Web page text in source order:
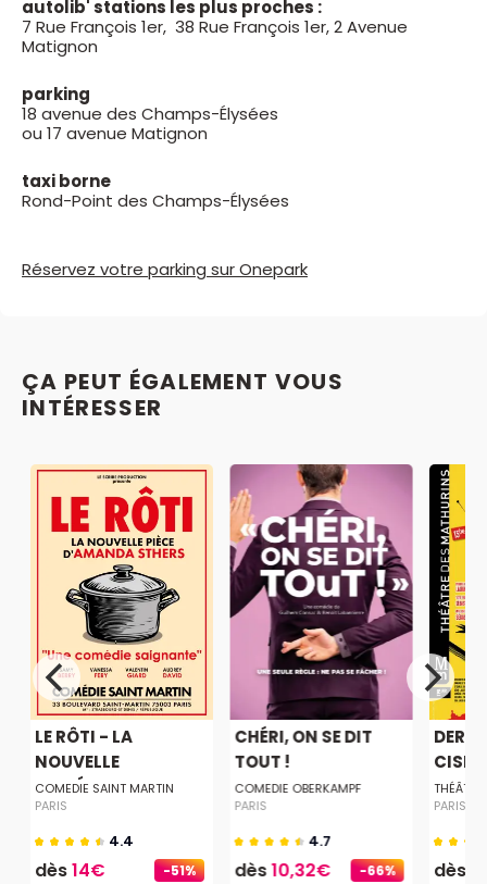
autolib' stations les plus proches :
7 Rue François 1er, 38 Rue François 1er, 2 Avenue
Matignon
parking
18 avenue des Champs-Élysées
ou 17 avenue Matignon
taxi borne
Rond-Point des Champs-Élysées
Réservez votre parking sur Onepark
ÇA PEUT ÉGALEMENT VOUS
INTÉRESSER
-51%
LE RÔTI - LA
NOUVELLE
COMÉDIE...
COMEDIE SAINT MARTIN
PARIS
4.4
dès14€ -66%
CHÉRI, ON SE DIT
TOUT !
COMEDIE OBERKAMPF
PARIS
4.7
dès10,32€
PARIS
dès